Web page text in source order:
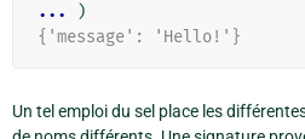
...
)
{'message': 'Hello!'}
Un tel emploi du sel place les